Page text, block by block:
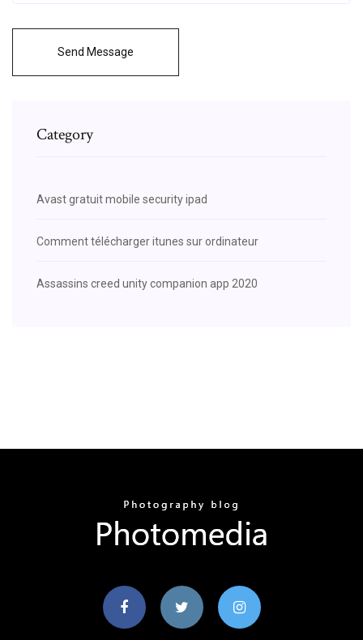
Send Message
Category
Avast gratuit mobile security ipad
Comment télécharger itunes sur ordinateur
Assassins creed unity companion app 2020